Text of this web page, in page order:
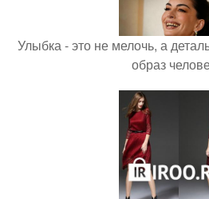
Улыбка - это не мелочь, а
образ